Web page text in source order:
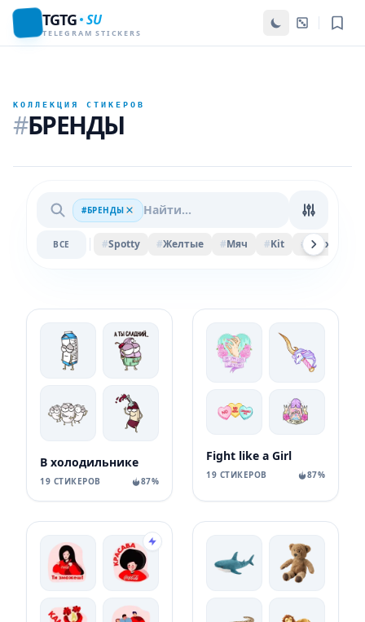
TGTG SU
TELEGRAM STICKERS
КОЛЛЕКЦИЯ СТИКЕРОВ
#БРЕНДЫ
#БРЕНДЫ
ВСЕ #Spotty #Желтые #Мяч #Kit # Felix
В холодильнике
19 СТИКЕРОВ 87%
Fight like a Girl
19 СТИКЕРОВ 87%